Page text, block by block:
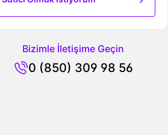
Bizimle İletişime Geçin
0 (850) 309 98 56